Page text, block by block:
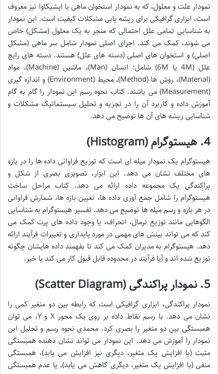
نمودار علت و معلول، که به نمودار استخوان ماهی یا ایشیکاوا نیز معروف
است، ابزاری گرافیکی برای ریشه یابی مشکلات کیفیت است. این نمودار
به شناسایی تمامی علل احتمالی که منجر به یک معلول (مشکل) خاص
می شوند، کمک می کند. اجزای اصلی نمودار شامل سر ماهی (مشکل
اصلی) و استخوان های اصلی (دسته های علل) هستند. دسته های رایج
علل (4M یا 6M) شامل: انسان (Man)، ماشین (Machine)، مواد
(Material)، روش ها (Method)، محیط (Environment) و اندازه گیری
(Measurement) می باشند. کتاب نحوه رسم این نمودار را گام به گام
آموزش داده و کاربرد آن را در تجزیه و تحلیل سیستماتیک مشکلات و
شناسایی ریشه های آن ها توضیح می دهد.
4. هیستوگرام (Histogram)
هیستوگرام یک نمودار میله ای است که توزیع فراوانی داده ها را در بازه
های مختلف نشان می دهد. این ابزار، تصویری بصری از شکل و
پراکندگی یک مجموعه داده ارائه می دهد. کتاب مراحل ساخت
هیستوگرام را شامل جمع آوری داده ها، تعیین بازه ها، شمارش فراوانی
در هر بازه و رسم میله ها توضیح می دهد. تفسیر هیستوگرام به شناسایی
الگوهایی مانند توزیع نرمال، انحراف، یا وجود داده های پرت کمک می
کند که می تواند بینش های مهمی در مورد پایداری و تغییرات فرآیند ارائه
دهد. هیستوگرام به مدیران کمک می کند تا بفهمند داده هایشان چگونه
توزیع شده اند و آیا فرآیند در محدوده قابل قبول کار می کند یا خیر.
5. نمودار پراکندگی (Scatter Diagram)
نمودار پراکندگی، ابزاری گرافیکی است که رابطه بین دو متغیر کمی را
نشان می دهد. با رسم نقاط داده بر روی یک محور X و Y، می توان
همبستگی بین دو متغیر را بصری کرد. محمدی نحوه رسم و تحلیل این
نمودار را آموزش می دهد. این نمودار می تواند نشان دهنده همبستگی
مثبت (با افزایش یک متغیر، دیگری نیز افزایش می یابد)، همبستگی
منفی (با افزایش یک متغیر، دیگری کاهش می یابد)، یا عدم همبستگی